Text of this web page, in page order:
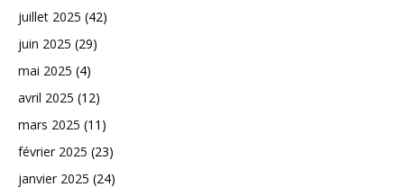
juillet 2025 (42)
juin 2025 (29)
mai 2025 (4)
avril 2025 (12)
mars 2025 (11)
février 2025 (23)
janvier 2025 (24)